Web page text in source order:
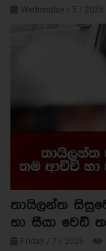
Wednesday / 5 / 2026
තායිලන්ත
හා සීයා වෙඩි
Friday / 7 / 2026